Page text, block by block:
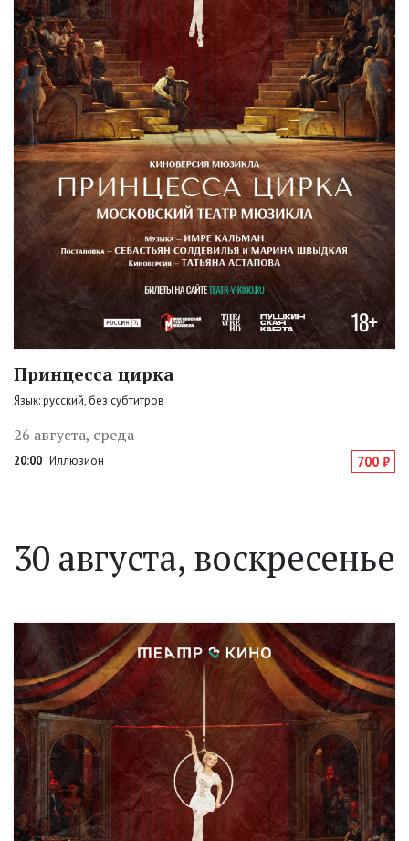
Принцесса цирка
Язык: русский, без субтитров
26 августа, среда
20:00 Иллюзион 700 ₽
30 августа, воскресенье